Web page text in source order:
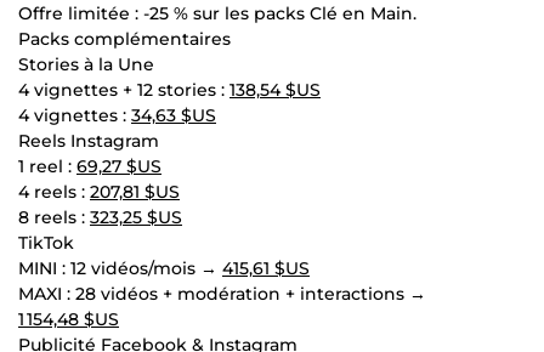
Offre limitée : -25 % sur les packs Clé en Main.
Packs complémentaires
Stories à la Une
4 vignettes + 12 stories : 138,54 $US
4 vignettes : 34,63 $US
Reels Instagram
1 reel : 69,27 $US
4 reels : 207,81 $US
8 reels : 323,25 $US
TikTok
MINI : 12 vidéos/mois → 415,61 $US
MAXI : 28 vidéos + modération + interactions →
1 154,48 $US
Publicité Facebook & Instagram